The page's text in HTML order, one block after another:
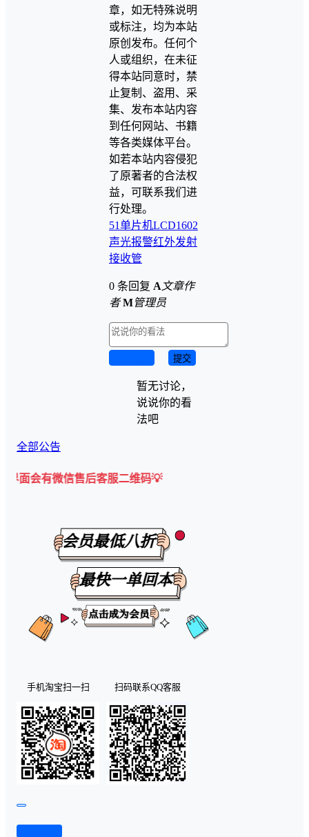
章，如无特殊说明
或标注，均为本站
原创发布。任何个
人或组织，在未征
得本站同意时，禁
止复制、盗用、采
集、发布本站内容
到任何网站、书籍
等各类媒体平台。
如若本站内容侵犯
了原著者的合法权
益，可联系我们进
行处理。
51单片机LCD1602
声光报警红外发射
接收管
0 条回复 A 文章作
者 M管理员
提交
暂无讨论，
说说你的看
法吧
全部公告
信售后客服二维码💡
手机淘宝扫一扫 扫码联系QQ客服